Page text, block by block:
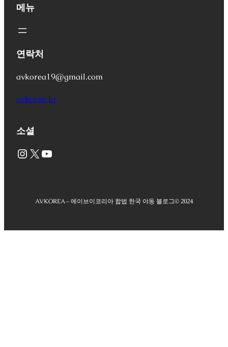
메뉴
연락처
avkorea19@gmail.com
avkorea.kr
소셜
Instagram X YouTube
AVKOREA – 에이브이코리아 합법 한국 야동 블로그© 2024